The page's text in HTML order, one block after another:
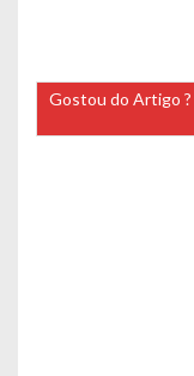
Gostou do Artigo ?